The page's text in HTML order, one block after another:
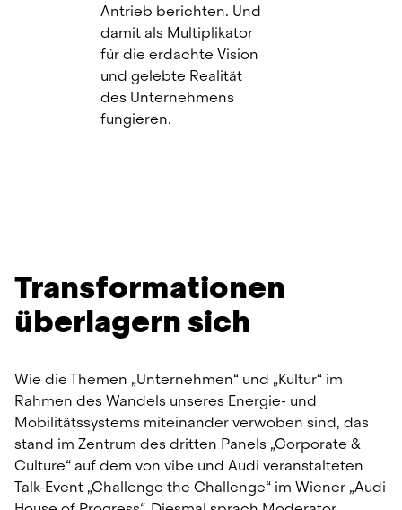
Antrieb berichten. Und
damit als Multiplikator
für die erdachte Vision
und gelebte Realität
des Unternehmens
fungieren.
Transformationen
überlagern sich
Wie die Themen „Unternehmen“ und „Kultur“ im
Rahmen des Wandels unseres Energie- und
Mobilitätssystems miteinander verwoben sind, das
stand im Zentrum des dritten Panels „Corporate &
Culture“ auf dem von vibe und Audi veranstalteten
Talk-Event „Challenge the Challenge“ im Wiener „Audi